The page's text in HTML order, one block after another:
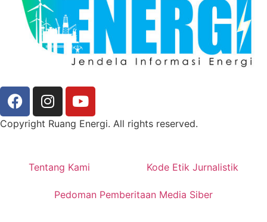
Copyright Ruang Energi. All rights reserved.
Tentang Kami Kode Etik Jurnalistik
Pedoman Pemberitaan Media Siber